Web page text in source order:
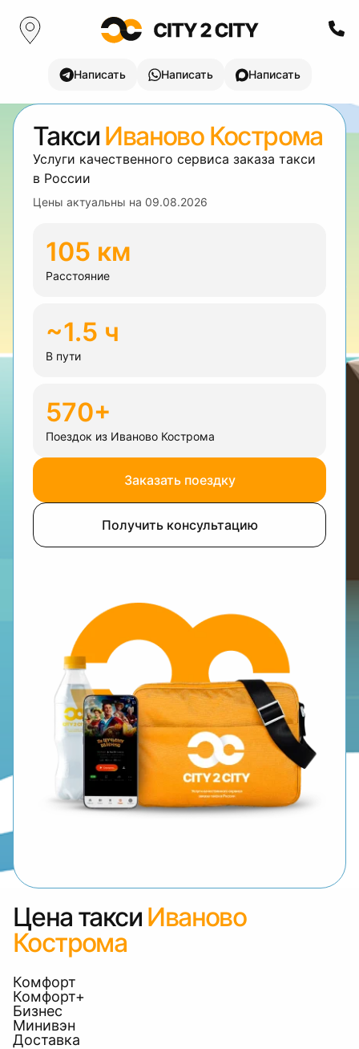
Написать Написать Написать
Такси Иваново Кострома
Услуги качественного сервиса заказа такси
в России
Цены актуальны на 09.08.2026
105 км
Расстояние
~1.5 ч
В пути
570+
Поездок из Иваново Кострома
Заказать поездку
Получить консультацию
Цена такси Иваново
Кострома
Комфорт
Комфорт+
Бизнес
Минивэн
Доставка